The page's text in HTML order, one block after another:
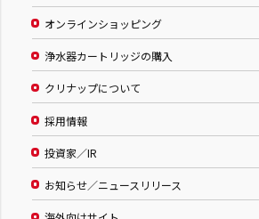
オンラインショッピング
浄水器カートリッジの購入
クリナップについて
採用情報
投資家／IR
お知らせ／ニュースリリース